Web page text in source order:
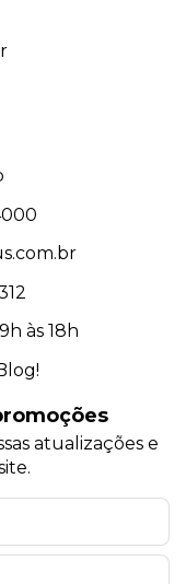
às 18h
atualizações e